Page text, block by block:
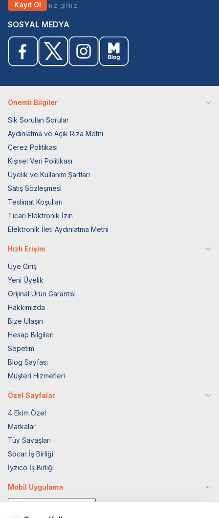
Kayıt Ol
SOSYAL MEDYA
Önemli Bilgiler
Sık Sorulan Sorular
Aydınlatma ve Açık Rıza Metni
Çerez Politikası
Kişisel Veri Politikası
Üyelik ve Kullanım Şartları
Satış Sözleşmesi
Teslimat Koşulları
Ticari Elektronik İzin
Elektronik İleti Aydınlatma Metni
Hızlı Erişim
Üye Giriş
Yeni Üyelik
Orijinal Ürün Garantisi
Hakkımızda
Bize Ulaşın
Hesap Bilgileri
Sepetim
Blog Sayfası
Müşteri Hizmetleri
Özel Sayfalar
4 Ekim Özel
Markalar
Tüy Savaşları
Socar İş Birliği
İyzico İş Birliği
Mobil Uygulama